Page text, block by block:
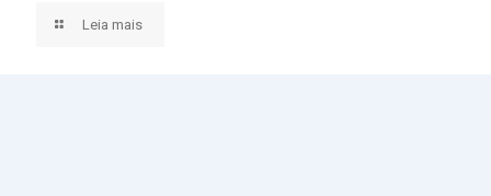
Leia mais